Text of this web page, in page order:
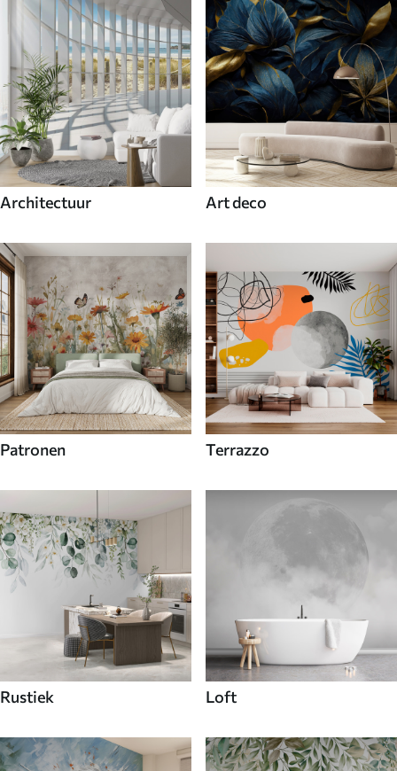
Architectuur Art deco
Patronen Terrazzo
Rustiek Loft